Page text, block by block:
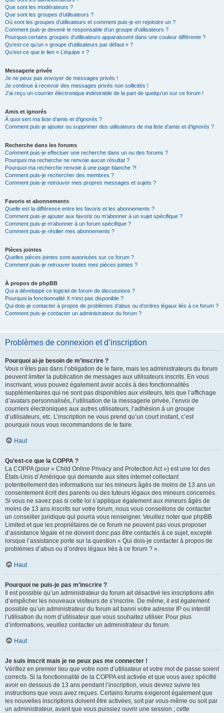
Que sont les modérateurs ?
Que sont les groupes d’utilisateurs ?
Où sont les groupes d’utilisateurs et comment puis-je en rejoindre un ?
Comment puis-je devenir le responsable d’un groupe d’utilisateurs ?
Pourquoi certains groupes d’utilisateurs apparaissent dans une couleur différente ?
Qu’est-ce qu’un « groupe d’utilisateurs par défaut » ?
Qu’est-ce que le lien « L’équipe » ?
Messagerie privée
Je ne peux pas envoyer de messages privés !
Je continue à recevoir des messages privés non sollicités !
J’ai reçu un courrier électronique indésirable de la part de quelqu’un sur ce forum !
Amis et ignorés
À quoi sert ma liste d’amis et d’ignorés ?
Comment puis-je ajouter ou supprimer des utilisateurs de ma liste d’amis et d’ignorés ?
Recherche dans les forums
Comment puis-je effectuer une recherche dans un ou des forums ?
Pourquoi ma recherche ne renvoie aucun résultat ?
Pourquoi ma recherche renvoie à une page blanche ?!
Comment puis-je rechercher des membres ?
Comment puis-je retrouver mes propres messages et sujets ?
Favoris et abonnements
Quelle est la différence entre les favoris et les abonnements ?
Comment puis-je ajouter aux favoris ou m’abonner à un sujet spécifique ?
Comment puis-je m’abonner à un forum spécifique ?
Comment puis-je résilier mes abonnements ?
Pièces jointes
Quelles pièces jointes sont autorisées sur ce forum ?
Comment puis-je retrouver toutes mes pièces jointes ?
À propos de phpBB
Qui a développé ce logiciel de forum de discussions ?
Pourquoi la fonctionnalité X n’est pas disponible ?
Qui dois-je contacter à propos de problèmes d’abus ou d’ordres légaux liés à ce forum ?
Comment puis-je contacter un administrateur du forum ?
Problèmes de connexion et d’inscription
Pourquoi ai-je besoin de m’inscrire ?
Vous n’êtes pas dans l’obligation de le faire, mais les administrateurs du forum
peuvent limiter la publication de messages aux utilisateurs inscrits. En vous
inscrivant, vous pouvez également avoir accès à des fonctionnalités
supplémentaires qui ne sont pas disponibles aux visiteurs, tels que l’affichage
d’avatars personnalisés, l’utilisation de la messagerie privée, l’envoi de
courriers électroniques aux autres utilisateurs, l’adhésion à un groupe
d’utilisateurs, etc. L’inscription ne vous prend qu’un court instant, c’est
pourquoi nous vous recommandons de le faire.
Haut
Qu’est-ce que la COPPA ?
La COPPA (pour « Child Online Privacy and Protection Act ») est une loi des
États-Unis d’Amérique qui demande aux sites internet collectant
potentiellement des informations sur les mineurs âgés de moins de 13 ans un
consentement écrit des parents ou des tuteurs légaux des mineurs concernés.
Si vous ne savez pas si cette loi s’applique également aux mineurs âgés de
moins de 13 ans inscrits sur votre forum, nous vous conseillons de contacter
un conseiller juridique qui pourra vous renseigner. Veuillez noter que phpBB
Limited et que les propriétaires de ce forum ne peuvent pas vous proposer
d’assistance légale et ne doivent donc pas être contactés à ce sujet, excepté
lorsque l’assistance porte sur la question « Qui dois-je contacter à propos de
problèmes d’abus ou d’ordres légaux liés à ce forum ? ».
Haut
Pourquoi ne puis-je pas m’inscrire ?
Il est possible qu’un administrateur du forum ait désactivé les inscriptions afin
d’empêcher les nouveaux visiteurs de s’inscrire. De même, il est également
possible qu’un administrateur du forum ait banni votre adresse IP ou interdit
l’utilisation du nom d’utilisateur que vous souhaitez utiliser. Pour plus
d’informations, veuillez contacter un administrateur du forum.
Haut
Je suis inscrit mais je ne peux pas me connecter !
Vérifiez en premier lieu que votre nom d’utilisateur et votre mot de passe soient
corrects. Si la fonctionnalité de la COPPA est activée et que vous avez spécifié
avoir en dessous de 13 ans pendant l’inscription, vous devrez suivre les
instructions que vous avez reçues. Certains forums exigeront également que
les nouvelles inscriptions doivent être activées, soit par vous-même ou soit par
un administrateur, avant que vous puissiez ouvrir une session ; cette